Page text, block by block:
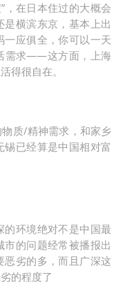
，在日本住过的大概会
横滨东京，基本上出
应俱全，你可以一天
需求——这方面，上海
得很自在。
质/精神需求，和家乡
已经算是中国相对富
环境绝对不是中国最
的问题经常被播报出
恶劣的多，而且广深这
的程度了